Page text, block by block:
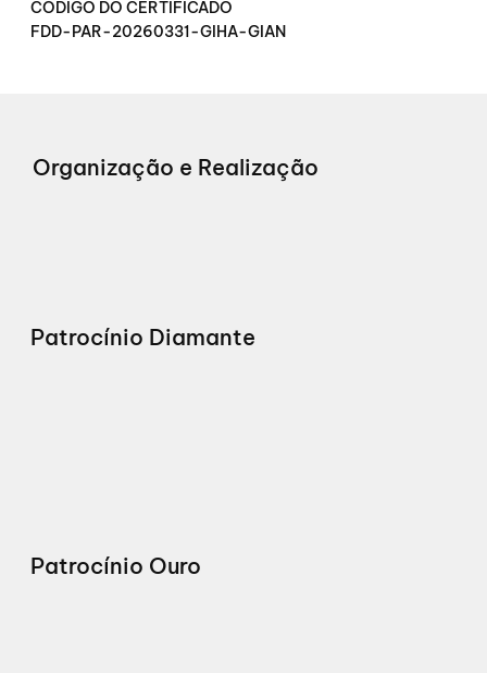
CÓDIGO DO CERTIFICADO
FDD-PAR-20260331-GIHA-GIAN
Organização e Realização
Patrocínio Diamante
Patrocínio Ouro